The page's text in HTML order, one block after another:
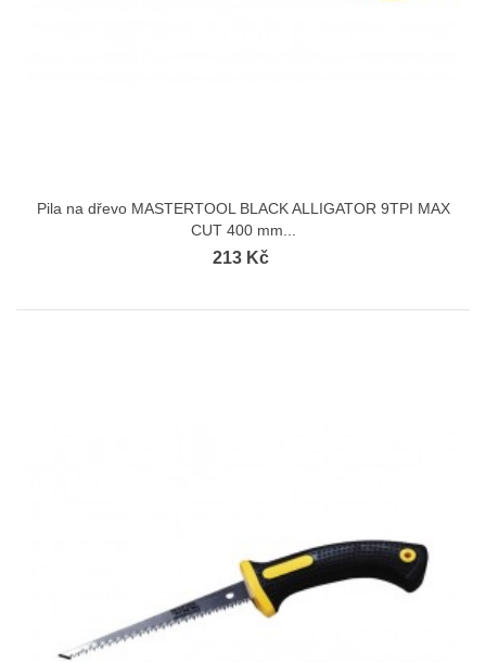
Pila na dřevo MASTERTOOL BLACK ALLIGATOR 9TPI MAX
CUT 400 mm...
213 Kč